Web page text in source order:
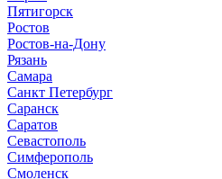
Пятигорск
Ростов
Ростов-на-Дону
Рязань
Самара
Санкт Петербург
Саранск
Саратов
Севастополь
Симферополь
Смоленск